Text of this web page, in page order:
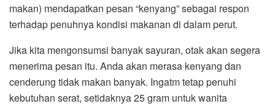
makan) mendapatkan pesan “kenyang” sebagai respon
terhadap penuhnya kondisi makanan di dalam perut.
Jika kita mengonsumsi banyak sayuran, otak akan segera
menerima pesan itu. Anda akan merasa kenyang dan
cenderung tidak makan banyak. Ingatm tetap penuhi
kebutuhan serat, setidaknya 25 gram untuk wanita